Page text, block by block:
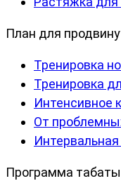
План для
Тренировка
Тренировка
Интенсивное
От
Программа табаты